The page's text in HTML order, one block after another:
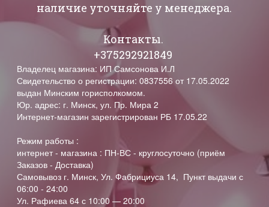
наличие уточняйте у менеджера.
Контакты.
+375292921849
Владелец магазина: ИП Самсонова И.Л
Свидетельство о регистрации: 0837556 от 17.05.2022
выдан Минским горисполкомом.
Юр. адрес: г. Минск, ул. Пр. Мира 2
Интернет-магазин зарегистрирован РБ 17.05.22
Режим работы :
интернет - магазина : ПН-ВС - круглосуточно (приём
Заказов - Доставка)
Самовывоз г. Минск, Ул. Фабрициуса 14, Пункт выдачи с
06:00 - 24:00
Ул. Рафиева 64 с 10:00 — 20:00